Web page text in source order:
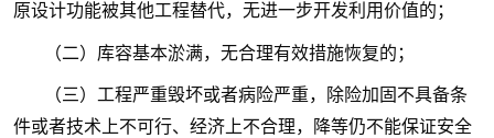
原设计功能被其他工程替代，无进一步开发利用价值的；
（二）库容基本淤满，无合理有效措施恢复的；
（三）工程严重毁坏或者病险严重，除险加固不具备条
件或者技术上不可行、经济上不合理，降等仍不能保证安全